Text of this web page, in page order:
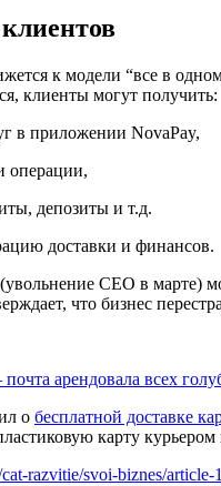
к модели “все в
клиенты могут получить:
в приложении NovaPay,
операции,
депозиты и т.д.
доставки и финансов.
CEO в марте)
что бизнес
почта арендовала всех
о бесплатной доставке
карту
razvitie/svoi-biznes/